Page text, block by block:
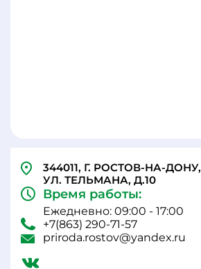
344011, Г. РОСТОВ-НА-ДОНУ,
УЛ. ТЕЛЬМАНА, Д.10
Время работы:
Ежедневно: 09:00 - 17:00
+7(863) 290-71-57
priroda.rostov@yandex.ru